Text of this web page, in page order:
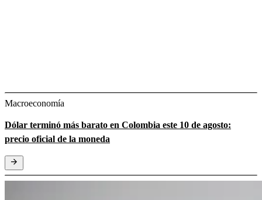
Macroeconomía
Dólar terminó más barato en Colombia este 10 de agosto:
precio oficial de la moneda